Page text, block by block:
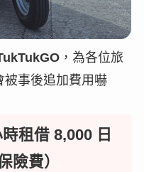
，為各位旅
被事後追加費用嚇
租借 8,000 日
險費）